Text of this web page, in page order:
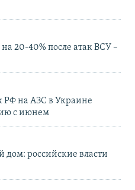
20-40% после атак ВСУ –
РФ на АЗС в Украине
с июнем
дом: российские власти